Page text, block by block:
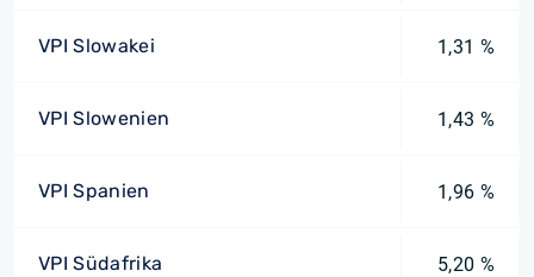
VPI Slowakei 1,31 %
VPI Slowenien 1,43 %
VPI Spanien 1,96 %
VPI Südafrika 5,20 %